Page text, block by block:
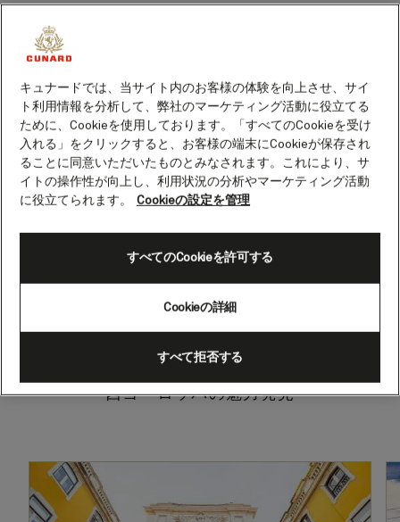
2026
1 / 0
西ヨーロッパクルーズをすべて表示
西ヨーロッパの魅力発見
キュナードでは、当サイト内のお客様の体験を向上させ、サイ
ト利用情報を分析して、弊社のマーケティング活動に役立てる
ために、Cookieを使用しております。「すべてのCookieを受け
入れる」をクリックすると、お客様の端末にCookieが保存され
ることに同意いただいたものとみなされます。これにより、サ
イトの操作性が向上し、利用状況の分析やマーケティング活動
に役立てられます。
Cookieの設定を管理
Cookieの詳細
すべて拒否する
すべてのCookieを許可する